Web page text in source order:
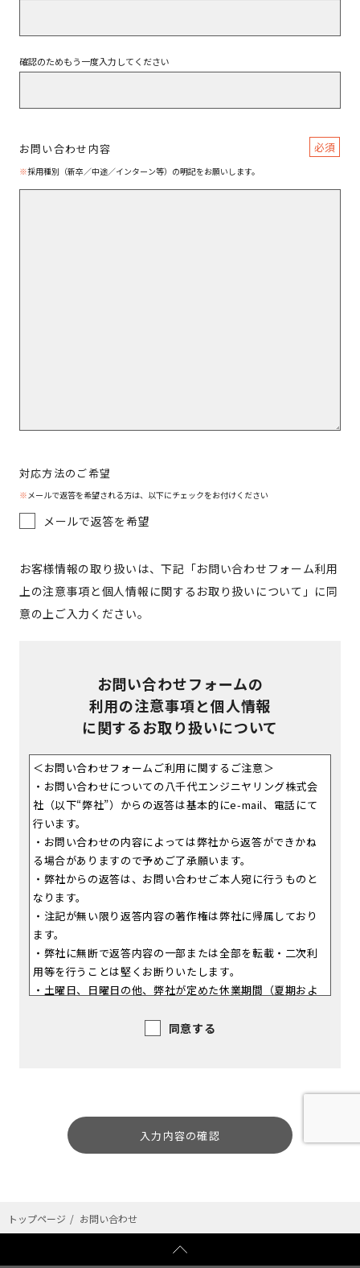
確認のためもう一度入力してください
お問い合わせ内容 必須
※採用種別（新卒／中途／インターン等）の明記をお願いします。
対応方法のご希望
※メールで返答を希望される方は、以下にチェックをお付けください
メールで返答を希望
お客様情報の取り扱いは、下記「お問い合わせフォーム利用
上の注意事項と個人情報に関するお取り扱いについて」に同
意の上ご入力ください。
お問い合わせフォームの
利用の注意事項と個人情報
に関するお取り扱いについて
＜お問い合わせフォームご利用に関するご注意＞
・お問い合わせについての八千代エンジニヤリング株式会
社（以下“弊社”）からの返答は基本的にe-mail、電話にて
行います。
・お問い合わせの内容によっては弊社から返答ができかね
る場合がありますので予めご了承願います。
・弊社からの返答は、お問い合わせご本人宛に行うものと
なります。
・注記が無い限り返答内容の著作権は弊社に帰属しており
ます。
・弊社に無断で返答内容の一部または全部を転載・二次利
用等を行うことは堅くお断りいたします。
・土曜日、日曜日の他、弊社が定めた休業期間（夏期およ
業期間後の営業日以降にお問い合わせ内容を確認してから
使用しないでください。正常に送信されない場合がありま
・ご入力いただいた個人情報は「お問い合わせ・ご質問へ
の回答、情報提供のために使用させていただきます。
・ご入力いただいた個人情報の各項目は「お問い合わせ」
同意する
トップページ お問い合わせ